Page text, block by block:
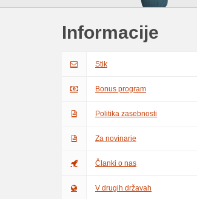
Informacije
Stik
Bonus program
Politika zasebnosti
Za novinarje
Članki o nas
V drugih državah